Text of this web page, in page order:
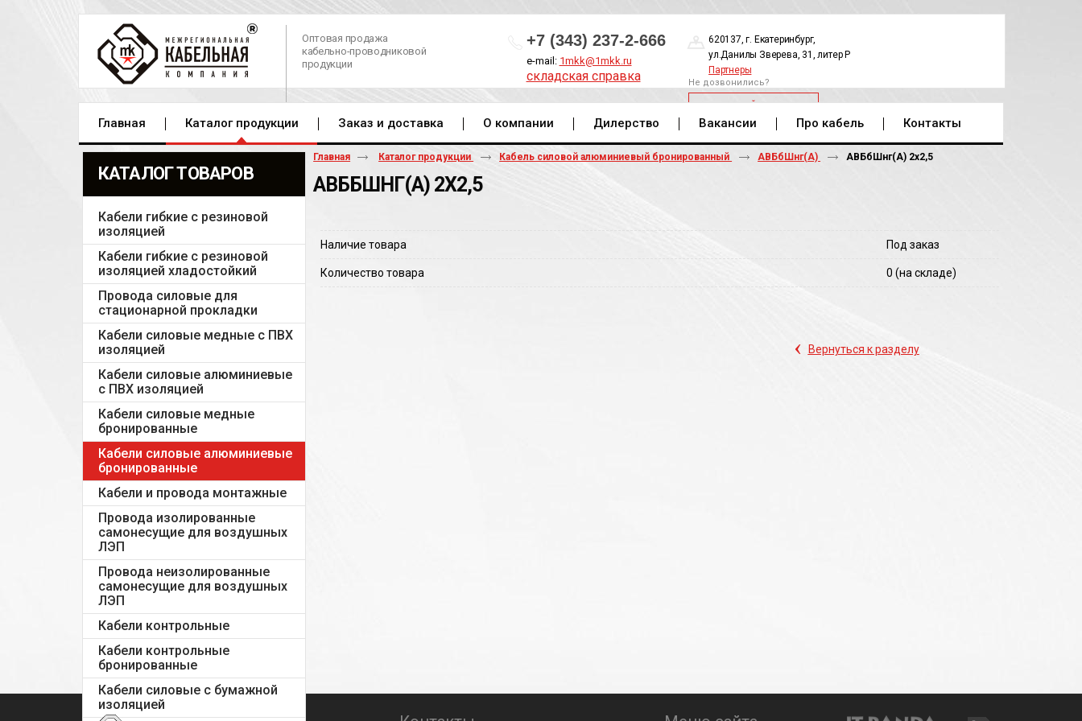
Оптовая продажа
кабельно-проводниковой
продукции
+7 (343) 237-2-666
e-mail: 1mkk@1mkk.ru
складская справка
620137, г. Екатеринбург,
ул.Данилы Зверева, 31, литер Р
Партнеры
Не дозвонились?
ОБРАТНЫЙ ЗВОНОК
Главная Каталог продукции Заказ и доставка О компании Дилерство Вакансии Про кабель Контакты
КАТАЛОГ ТОВАРОВ
Кабели гибкие с резиновой
изоляцией
Кабели гибкие с резиновой
изоляцией хладостойкий
Провода силовые для
стационарной прокладки
Кабели силовые медные с ПВХ
изоляцией
Кабели силовые алюминиевые
с ПВХ изоляцией
Кабели силовые медные
бронированные
Кабели силовые алюминиевые
бронированные
Кабели и провода монтажные
Провода изолированные
самонесущие для воздушных
ЛЭП
Провода неизолированные
самонесущие для воздушных
ЛЭП
Кабели контрольные
Кабели контрольные
бронированные
Кабели силовые с бумажной
изоляцией
Главная Каталог продукции Кабель силовой алюминиевый бронированный АВБбШнг(А) АВБбШнг(A) 2х2,5
АВББШНГ(A) 2Х2,5
Наличие товара Под заказ
Количество товара 0 (на складе)
‹ Вернуться к разделу